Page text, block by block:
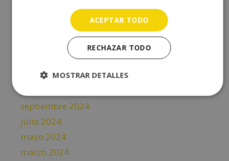
septiembre 2025
enero 2025
septiembre 2024
julio 2024
mayo 2024
marzo 2024
ACEPTAR TODO
RECHAZAR TODO
MOSTRAR DETALLES